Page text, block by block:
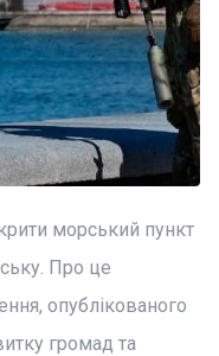
морський пункт
Про це
опублікованого
громад та